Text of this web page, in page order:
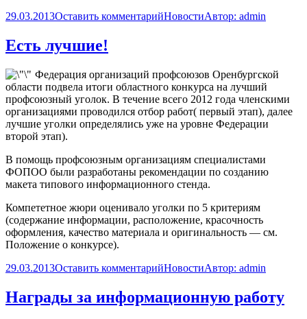
29.03.2013Оставить комментарийНовостиАвтор: admin
Есть лучшие!
Федерация организаций профсоюзов Оренбургской
области подвела итоги областного конкурса на лучший
профсоюзный уголок. В течение всего 2012 года членскими
организациями проводился отбор работ( первый этап), далее
лучшие уголки определялись уже на уровне Федерации
второй этап).
В помощь профсоюзным организациям специалистами
ФОПОО были разработаны рекомендации по созданию
макета типового информационного стенда.
Компететное жюри оценивало уголки по 5 критериям
(содержание информации, расположение, красочность
оформления, качество материала и оригинальность — см.
Положение о конкурсе).
29.03.2013Оставить комментарийНовостиАвтор: admin
Награды за информационную работу